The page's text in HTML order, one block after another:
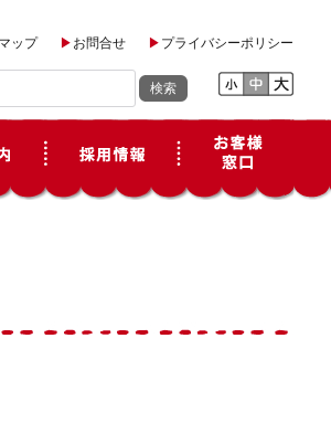
ップ お問合せ プライバシーポリシー